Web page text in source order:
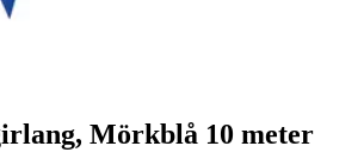
Mörkblå 10 meter